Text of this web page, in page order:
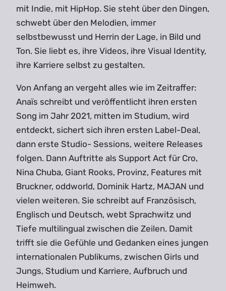
mit Indie, mit HipHop. Sie steht über den Dingen,
schwebt über den Melodien, immer
selbstbewusst und Herrin der Lage, in Bild und
Ton. Sie liebt es, ihre Videos, ihre Visual Identity,
ihre Karriere selbst zu gestalten.
Von Anfang an vergeht alles wie im Zeitraffer:
Anaïs schreibt und veröffentlicht ihren ersten
Song im Jahr 2021, mitten im Studium, wird
entdeckt, sichert sich ihren ersten Label-Deal,
dann erste Studio- Sessions, weitere Releases
folgen. Dann Auftritte als Support Act für Cro,
Nina Chuba, Giant Rooks, Provinz, Features mit
Bruckner, oddworld, Dominik Hartz, MAJAN und
vielen weiteren. Sie schreibt auf Französisch,
Englisch und Deutsch, webt Sprachwitz und
Tiefe multilingual zwischen die Zeilen. Damit
trifft sie die Gefühle und Gedanken eines jungen
internationalen Publikums, zwischen Girls und
Jungs, Studium und Karriere, Aufbruch und
Heimweh.